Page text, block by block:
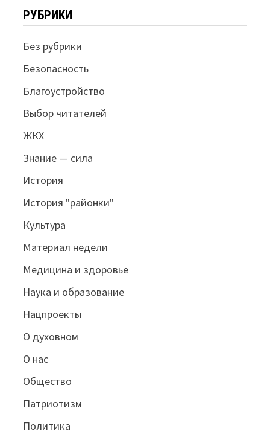
РУБРИКИ
Без рубрики
Безопасность
Благоустройство
Выбор читателей
ЖКХ
Знание — сила
История
История "районки"
Культура
Материал недели
Медицина и здоровье
Наука и образование
Нацпроекты
О духовном
О нас
Общество
Патриотизм
Политика